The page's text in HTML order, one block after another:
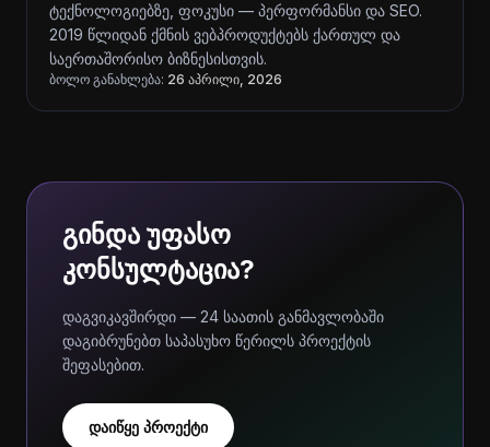
ტექნოლოგიებზე, ფოკუსი — პერფორმანსი და SEO.
2019 წლიდან ქმნის ვებპროდუქტებს ქართულ და
საერთაშორისო ბიზნესისთვის.
ბოლო განახლება: 26 აპრილი, 2026
გინდა უფასო
კონსულტაცია?
დაგვიკავშირდი — 24 საათის განმავლობაში
დაგიბრუნებთ საპასუხო წერილს პროექტის
შეფასებით.
დაიწყე პროექტი